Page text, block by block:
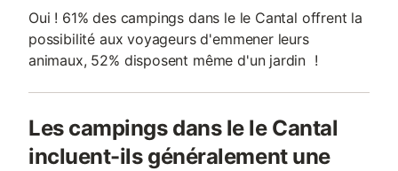
Oui ! 61% des campings dans le le Cantal offrent la
possibilité aux voyageurs d'emmener leurs
animaux, 52% disposent même d'un jardin !
Les campings dans le le Cantal
incluent-ils généralement une